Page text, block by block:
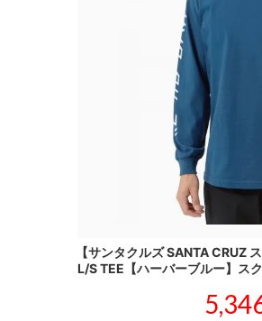
【サンタクルズ SANTA CRUZ
L/S TEE【ハーバーブルー】ス